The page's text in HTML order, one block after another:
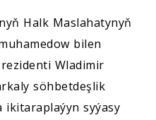
Halk Maslahatynyň
bilen
Wladimir
söhbetdeşlik
ikitaraplaýyn syýasy